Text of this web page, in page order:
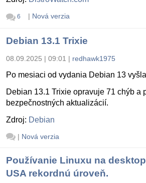
6 | Nová verzia
Debian 13.1 Trixie
08.09.2025 | 09:01 | redhawk1975
Po mesiaci od vydania Debian 13
Debian 13.1 Trixie opravuje 71 chýb a
bezpečnostných aktualizácií.
Zdroj: Debian
| Nová verzia
Používanie Linuxu na
USA rekordnú úroveň.